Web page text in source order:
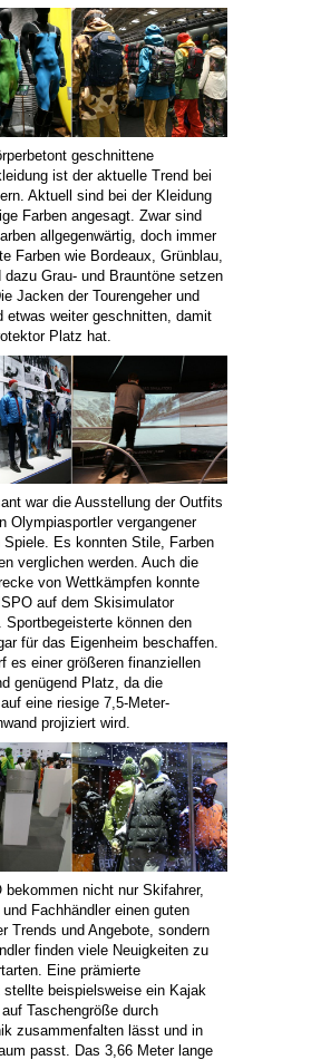
geschnittene
ist der aktuelle Trend bei
Aktuell sind bei der Kleidung
Farben angesagt. Zwar sind
allgegenwärtig, doch immer
Farben wie Bordeaux, Grünblau,
dazu Grau- und Brauntöne setzen
Jacken der Tourengeher und
etwas weiter geschnitten, damit
Platz hat.
war die Ausstellung der Outfits
Olympiasportler vergangener
Es konnten Stile, Farben
verglichen werden. Auch die
von Wettkämpfen konnte
auf dem Skisimulator
Sportbegeisterte können den
für das Eigenheim beschaffen.
es einer größeren finanziellen
genügend Platz, da die
eine riesige 7,5-Meter-
projiziert wird.
bekommen nicht nur Skifahrer,
Fachhändler einen guten
Trends und Angebote, sondern
finden viele Neuigkeiten zu
Eine prämierte
stellte beispielsweise ein Kajak
Taschengröße durch
zusammenfalten lässt und in
passt. Das 3,66 Meter lange